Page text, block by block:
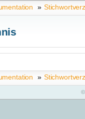
»
»
©